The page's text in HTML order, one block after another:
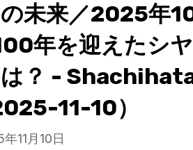
未来／2025年
年を迎えたシ
？ -
11-10）
11月10日